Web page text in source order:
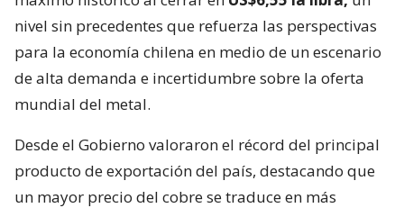
nivel sin precedentes que refuerza las perspectivas
para la economía chilena en medio de un escenario
de alta demanda e incertidumbre sobre la oferta
mundial del metal.
Desde el Gobierno valoraron el récord del principal
producto de exportación del país, destacando que
un mayor precio del cobre se traduce en más